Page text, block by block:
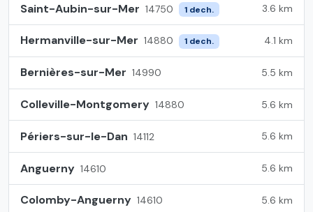
Saint-Aubin-sur-Mer 14750 1 dech. 3.6 km
Hermanville-sur-Mer 14880 1 dech. 4.1 km
Bernières-sur-Mer 14990 5.5 km
Colleville-Montgomery 14880 5.6 km
Périers-sur-le-Dan 14112 5.6 km
Anguerny 14610 5.6 km
Colomby-Anguerny 14610 5.6 km